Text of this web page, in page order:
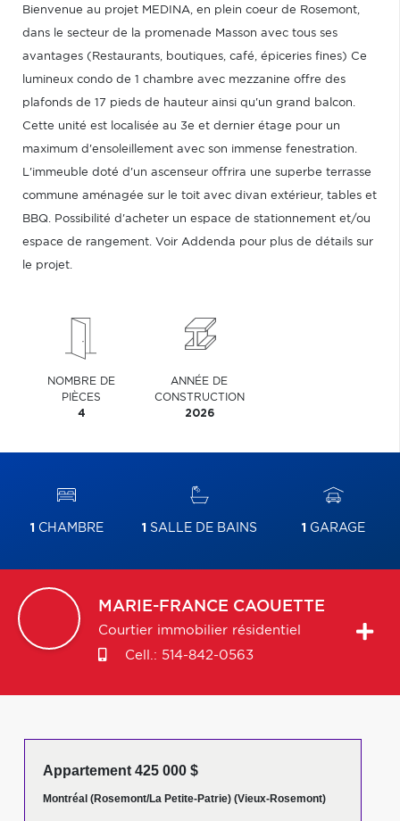
Bienvenue au projet MEDINA, en plein coeur de Rosemont,
dans le secteur de la promenade Masson avec tous ses
avantages (Restaurants, boutiques, café, épiceries fines) Ce
lumineux condo de 1 chambre avec mezzanine offre des
plafonds de 17 pieds de hauteur ainsi qu'un grand balcon.
Cette unité est localisée au 3e et dernier étage pour un
maximum d'ensoleillement avec son immense fenestration.
L'immeuble doté d'un ascenseur offrira une superbe terrasse
commune aménagée sur le toit avec divan extérieur, tables et
BBQ. Possibilité d'acheter un espace de stationnement et/ou
espace de rangement. Voir Addenda pour plus de détails sur
le projet.
NOMBRE DE
PIÈCES
4
ANNÉE DE
CONSTRUCTION
2026
1 CHAMBRE 1 SALLE DE BAINS 1 GARAGE
MARIE-FRANCE CAOUETTE
Courtier immobilier résidentiel
Cell.: 514-842-0563
Appartement 425 000 $
Montréal (Rosemont/La Petite-Patrie) (Vieux-Rosemont)